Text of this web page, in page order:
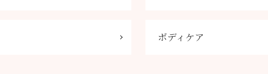
ボディケア